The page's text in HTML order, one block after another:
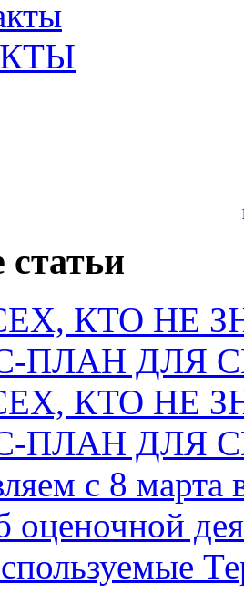
КТО НЕ
ПЛАН ДЛЯ
КТО НЕ
ПЛАН ДЛЯ
с 8
оценочной